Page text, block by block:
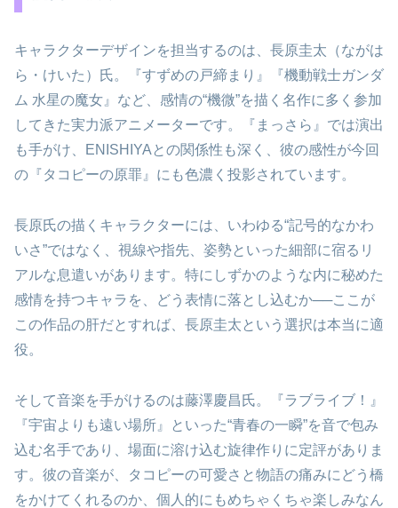
キャラクターデザインを担当するのは、長原圭太（ながは
ら・けいた）氏。『すずめの戸締まり』『機動戦士ガンダ
ム 水星の魔女』など、感情の“機微”を描く名作に多く参加
してきた実力派アニメーターです。『まっさら』では演出
も手がけ、ENISHIYAとの関係性も深く、彼の感性が今回
の『タコピーの原罪』にも色濃く投影されています。
長原氏の描くキャラクターには、いわゆる“記号的なかわ
いさ”ではなく、視線や指先、姿勢といった細部に宿るリ
アルな息遣いがあります。特にしずかのような内に秘めた
感情を持つキャラを、どう表情に落とし込むか──ここが
この作品の肝だとすれば、長原圭太という選択は本当に適
役。
そして音楽を手がけるのは藤澤慶昌氏。『ラブライブ！』
『宇宙よりも遠い場所』といった“青春の一瞬”を音で包み
込む名手であり、場面に溶け込む旋律作りに定評がありま
す。彼の音楽が、タコピーの可愛さと物語の痛みにどう橋
をかけてくれるのか、個人的にもめちゃくちゃ楽しみなん